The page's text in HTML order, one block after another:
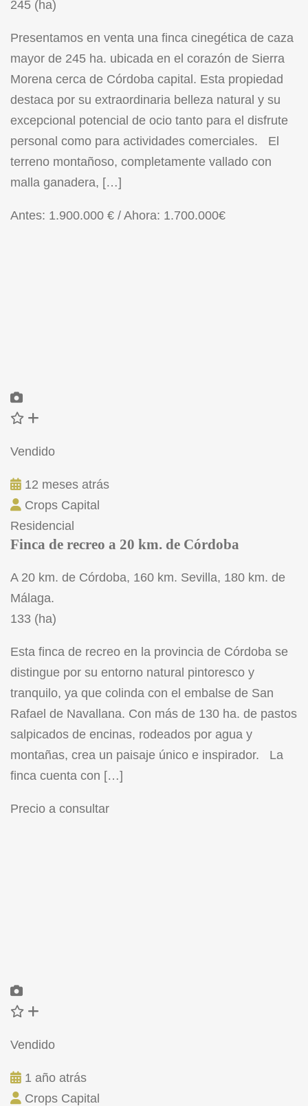
245 (ha)
Presentamos en venta una finca cinegética de caza
mayor de 245 ha. ubicada en el corazón de Sierra
Morena cerca de Córdoba capital. Esta propiedad
destaca por su extraordinaria belleza natural y su
excepcional potencial de ocio tanto para el disfrute
personal como para actividades comerciales. El
terreno montañoso, completamente vallado con
malla ganadera, […]
Antes: 1.900.000 € / Ahora: 1.700.000€
Vendido
12 meses atrás
Crops Capital
Residencial
Finca de recreo a 20 km. de Córdoba
A 20 km. de Córdoba, 160 km. Sevilla, 180 km. de
Málaga.
133 (ha)
Esta finca de recreo en la provincia de Córdoba se
distingue por su entorno natural pintoresco y
tranquilo, ya que colinda con el embalse de San
Rafael de Navallana. Con más de 130 ha. de pastos
salpicados de encinas, rodeados por agua y
montañas, crea un paisaje único e inspirador. La
finca cuenta con […]
Precio a consultar
Vendido
1 año atrás
Crops Capital